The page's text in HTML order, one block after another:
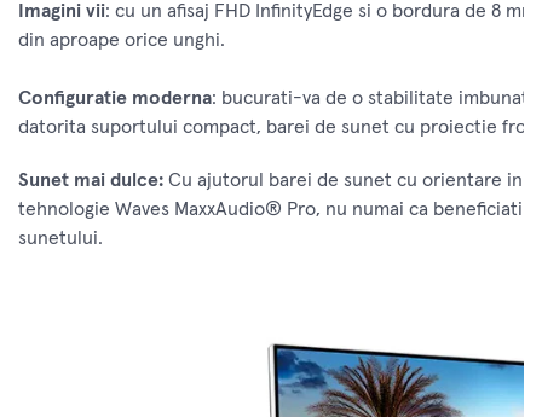
Imagini vii: cu un afisaj FHD InfinityEdge si o bordura de 8
din aproape orice unghi.
Configuratie moderna: bucurati-va de o stabilitate
datorita suportului compact, barei de sunet cu proiectie
Sunet mai dulce: Cu ajutorul barei de sunet cu orientare in
tehnologie Waves MaxxAudio® Pro, nu numai ca beneficiati
sunetului.